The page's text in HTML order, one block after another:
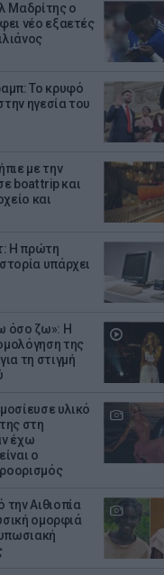
Μαδρίτης ο
νέο εξαετές
Το κρυφό
ηγεσία του
με την
boat trip και
και
Η πρώτη
υπάρχει
όσο ζω»: Η
της
τη στιγμή
υλικό
στη
έχω
ο
την Αιθιοπία
ομορφιά